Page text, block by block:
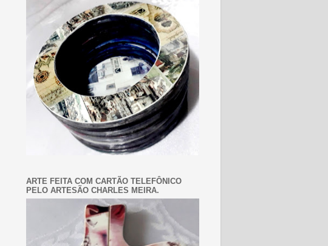
ARTE FEITA COM CARTÃO TELEFÔNICO
PELO ARTESÃO CHARLES MEIRA.